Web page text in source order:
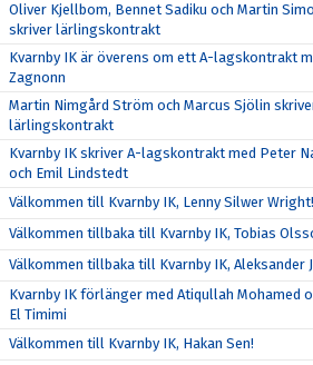
Oliver Kjellbom, Bennet Sadiku och Martin
skriver lärlingskontrakt
Kvarnby IK är överens om ett A-lagskontrakt
Zagnonn
Martin Nimgård Ström och Marcus Sjölin
lärlingskontrakt
Kvarnby IK skriver A-lagskontrakt med Peter
och Emil Lindstedt
Välkommen till Kvarnby IK, Lenny Silwer Wright!
Välkommen tillbaka till Kvarnby IK, Tobias
Välkommen tillbaka till Kvarnby IK, Aleksander
Kvarnby IK förlänger med Atiqullah Mohamed
El Timimi
Välkommen till Kvarnby IK, Hakan Sen!